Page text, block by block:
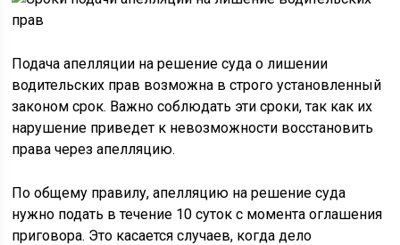
Подача апелляции на решение суда о лишении
водительских прав возможна в строго установленный
законом срок. Важно соблюдать эти сроки, так как их
нарушение приведет к невозможности восстановить
права через апелляцию.
По общему правилу, апелляцию на решение суда
нужно подать в течение 10 суток с момента оглашения
приговора. Это касается случаев, когда дело